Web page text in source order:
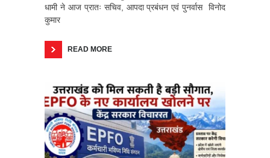
धामी ने आज प्रातः सचिव, आपदा प्रबंधन एवं पुनर्वास विनोद
कुमार
READ MORE